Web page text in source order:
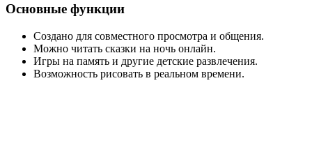
Основные функции
Создано для совместного просмотра и общения.
Можно читать сказки на ночь онлайн.
Игры на память и другие детские развлечения.
Возможность рисовать в реальном времени.